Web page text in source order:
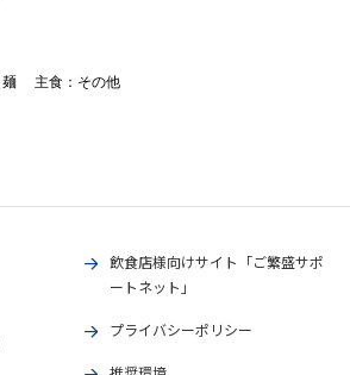
麺 主食：その他
飲食店様向けサイト「ご繁盛サポ
ートネット」
プライバシーポリシー